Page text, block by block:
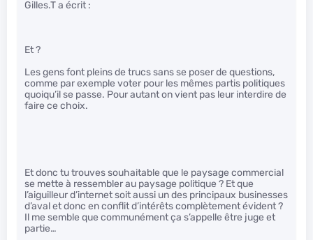
Gilles.T a écrit :
Et ?
Les gens font pleins de trucs sans se poser de questions,
comme par exemple voter pour les mêmes partis politiques
quoiqu’il se passe. Pour autant on vient pas leur interdire de
faire ce choix.
Et donc tu trouves souhaitable que le paysage commercial
se mette à ressembler au paysage politique ? Et que
l’aiguilleur d’internet soit aussi un des principaux businesses
d’aval et donc en conflit d’intérêts complètement évident ?
Il me semble que communément ça s’appelle être juge et
partie…